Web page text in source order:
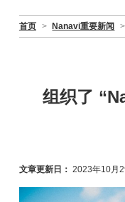
首页 > Nanavi重要新闻 >
组织了
文章更新日： 2023年10月